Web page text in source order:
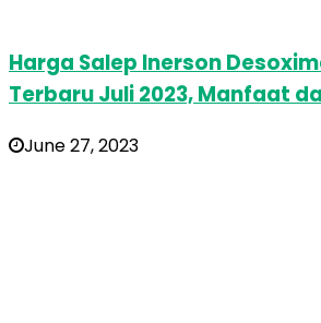
Harga Salep Inerson
Terbaru Juli 2023, Manfaat
June 27, 2023